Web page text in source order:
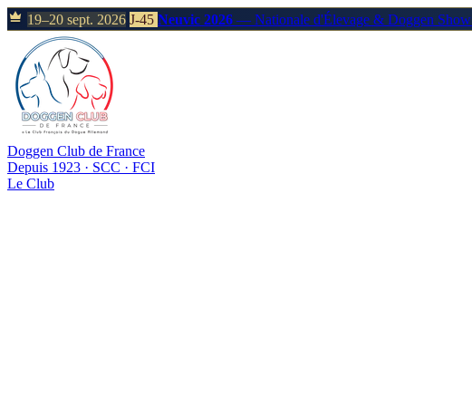
19–20 sept. 2026 J-45 Neuvic 2026 — Nationale d'Élevage & Doggen Show
Doggen Club de France
Depuis 1923 · SCC · FCI
Le Club